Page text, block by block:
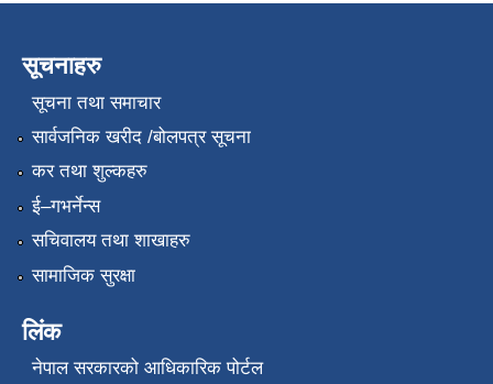
सूचनाहरु
सूचना तथा समाचार
सार्वजनिक खरीद /बोलपत्र सूचना
कर तथा शुल्कहरु
ई–गभर्नेन्स
सचिवालय तथा शाखाहरु
सामाजिक सुरक्षा
लिंक
नेपाल सरकारको आधिकारिक पोर्टल